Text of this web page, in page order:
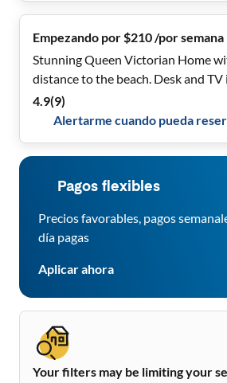
Empezando por $210 /por semana
Stunning Queen Victorian Home
distance to the beach. Desk and TV
4.9(9)
Alertarme cuando pueda
Pagos flexibles
Precios favorables, pagos
día pagas
Aplicar ahora
Your filters may be limiting your